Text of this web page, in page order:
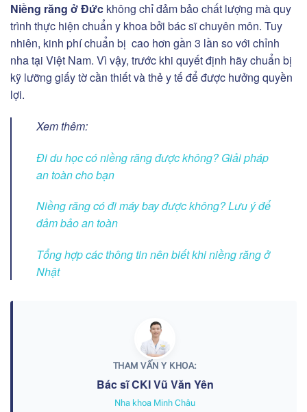
Niềng răng ở Đức không chỉ đảm bảo chất lượng mà quy
trình thực hiện chuẩn y khoa bởi bác sĩ chuyên môn. Tuy
nhiên, kinh phí chuẩn bị cao hơn gần 3 lần so với chỉnh
nha tại Việt Nam. Vì vậy, trước khi quyết định hãy chuẩn bị
kỹ lưỡng giấy tờ cần thiết và thẻ y tế để được hưởng quyền
lợi.
Xem thêm:
Đi du học có niềng răng được không? Giải pháp
an toàn cho bạn
Niềng răng có đi máy bay được không? Lưu ý để
đảm bảo an toàn
Tổng hợp các thông tin nên biết khi niềng răng ở
Nhật
THAM VẤN Y KHOA:
Bác sĩ CKI Vũ Văn Yên
Nha khoa Minh Châu